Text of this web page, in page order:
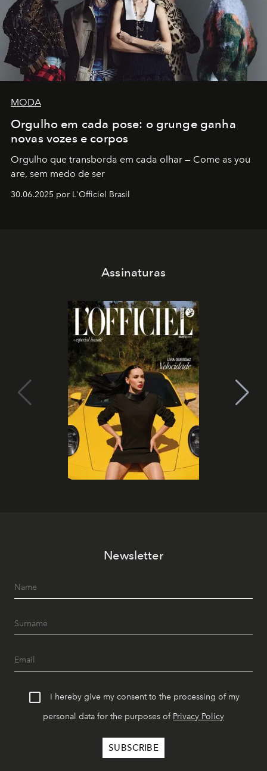
MODA
Orgulho em cada pose: o grunge ganha
novas vozes e corpos
Orgulho que transborda em cada olhar — Come as you
are, sem medo de ser
30.06.2025 por L'Officiel Brasil
Assinaturas
Newsletter
I hereby give my consent to the processing of my
personal data for the purposes of Privacy Policy